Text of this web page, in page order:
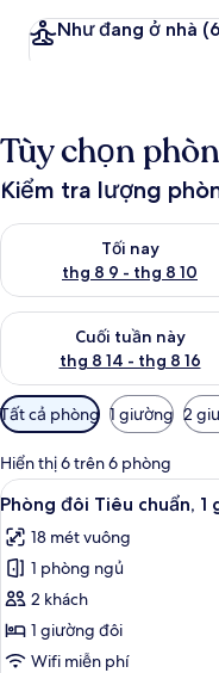
Như đang ở nhà
Tùy chọn
Kiểm tra lượng
Tối nay
thg 8 9 - thg 8 10
Kiểm tra lượng phòng tối
Cuối tuần này
thg 8 14 - thg 8 16
Kiểm tra lượng phòng
Bộ
lọc
có
thể
dùng
để
lọc
tìm
phòng
Tất cả phòng 1 giường 2
Hiển thị 6 trên 6 phòng
Xem
tất
cả
ảnh
Phòng
đôi
Tiêu
9
Phòng đôi Tiêu chuẩn, 1
18 mét vuông
1 phòng ngủ
2 khách
1 giường đôi
Wifi miễn phí